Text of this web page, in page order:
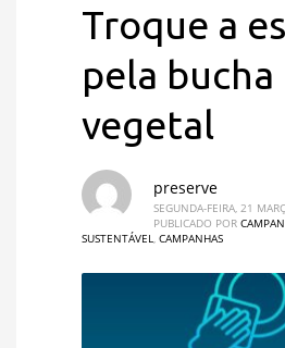
Troque a
pela bucha
vegetal
preserve
SEGUNDA-FEIRA, 21
PUBLICADO POR
SUSTENTÁVEL CAMPANHAS